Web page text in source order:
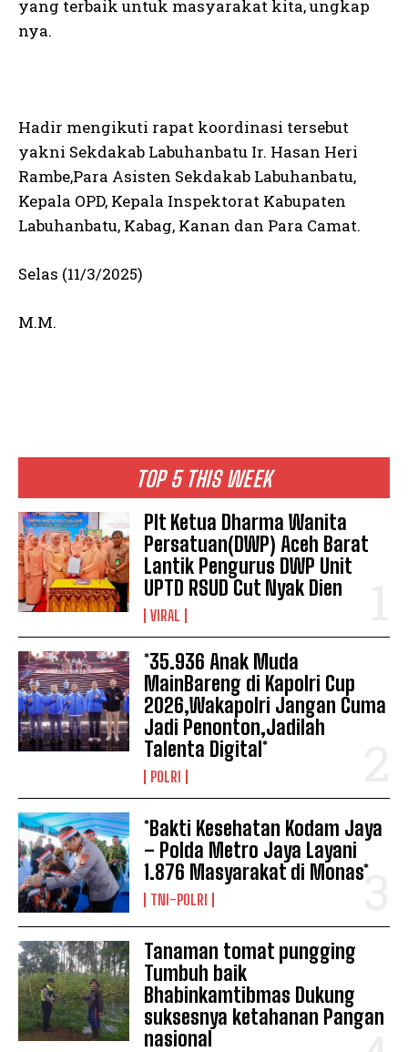
TOP 5 THIS WEEK
Plt Ketua Dharma Wanita
Persatuan(DWP) Aceh Barat
Lantik Pengurus DWP Unit
UPTD RSUD Cut Nyak Dien
VIRAL
*35.936 Anak Muda
MainBareng di Kapolri Cup
2026,Wakapolri Jangan Cuma
Jadi Penonton,Jadilah
Talenta Digital*
POLRI
*Bakti Kesehatan Kodam Jaya
– Polda Metro Jaya Layani
1.876 Masyarakat di Monas*
TNI-POLRI
Tanaman tomat pungging
Tumbuh baik
Bhabinkamtibmas Dukung
suksesnya ketahanan Pangan
nasional
yang terbaik untuk masyarakat kita, ungkap
nya.
Hadir mengikuti rapat koordinasi tersebut
yakni Sekdakab Labuhanbatu Ir. Hasan Heri
Rambe,Para Asisten Sekdakab Labuhanbatu,
Kepala OPD, Kepala Inspektorat Kabupaten
Labuhanbatu, Kabag, Kanan dan Para Camat.
Selas (11/3/2025)
M.M.